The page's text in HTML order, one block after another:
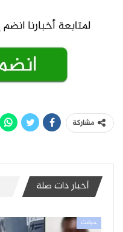
مشاركة
أخبار ذات صلة
حوادث